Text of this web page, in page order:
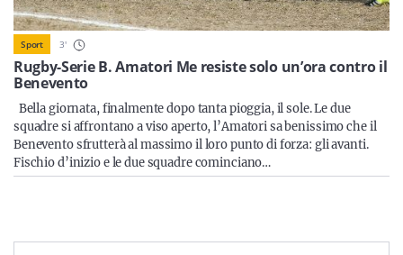
Sicilia
Servizi
Rugby-Serie B. Amatori Me resiste solo un’ora contro il
Benevento
Sport 3'
Bella giornata, finalmente dopo tanta pioggia, il sole. Le due
squadre si affrontano a viso aperto, l’Amatori sa benissimo che il
Benevento sfrutterà al massimo il loro punto di forza: gli avanti.
Fischio d’inizio e le due squadre cominciano…